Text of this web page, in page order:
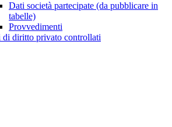
Dati società partecipate (da pubblicare in
tabelle)
Provvedimenti
di diritto privato controllati